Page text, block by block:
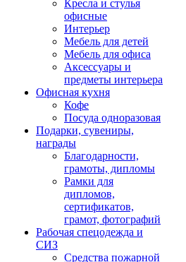
Кресла и стулья
офисные
Интерьер
Мебель для детей
Мебель для офиса
Аксессуары и
предметы интерьера
Офисная кухня
Кофе
Посуда одноразовая
Подарки, сувениры,
награды
Благодарности,
грамоты, дипломы
Рамки для
дипломов,
сертификатов,
грамот, фотографий
Рабочая спецодежда и
СИЗ
Средства пожарной